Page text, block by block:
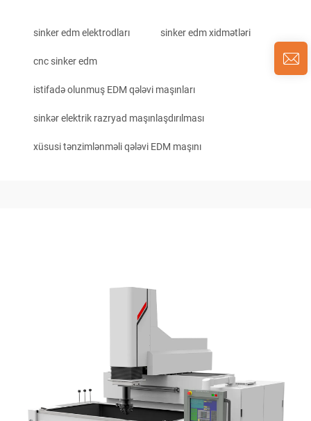
sinker edm elektrodları sinker edm xidmətləri
cnc sinker edm
istifadə olunmuş EDM qələvi maşınları
sinkər elektrik razryad maşınlaşdırılması
xüsusi tənzimlənməli qələvi EDM maşını